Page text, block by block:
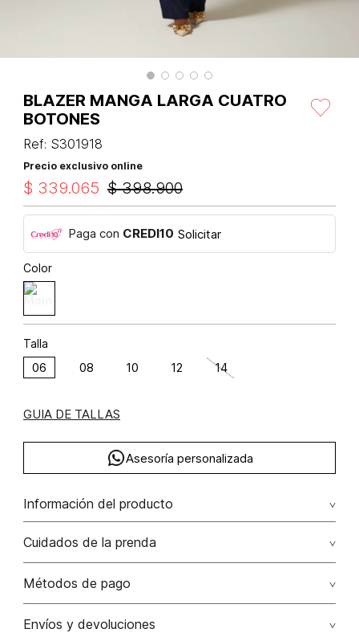
BLAZER MANGA LARGA CUATRO
BOTONES
Ref: S301918
Precio exclusivo online
$ 398.900
$ 339.065
Paga con CREDI10 Solicitar
Color
Talla
06 08 10 12 14
GUIA DE TALLAS
Asesoría personalizada
Información del producto
Blanzer manga larga cuatro botones poliéster 72% elastano
3% rayón 25% 72.00% poliéster/polyester25.00%
rayón/rayon3.00% elastano/elastane
Cuidados de la prenda
Lavado profesional en seco los tonos oscuros sueltan
No lavar
Métodos de pago
Tarjetas de crédito: Visa, Dinners, Master Card y American
Envíos y devoluciones